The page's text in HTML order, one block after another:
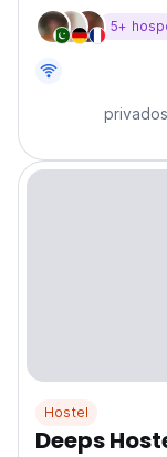
acolhedor, para
limitado em
5+
Hostel
Deeps